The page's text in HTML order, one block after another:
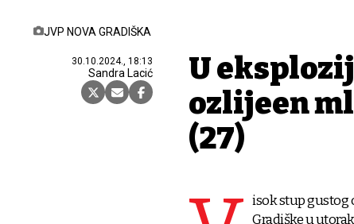
JVP NOVA GRADIŠKA
30.10.2024., 18:13
Sandra Lacić
U
ozlijeđen
(27)
isok stup gustog
Gradiške u